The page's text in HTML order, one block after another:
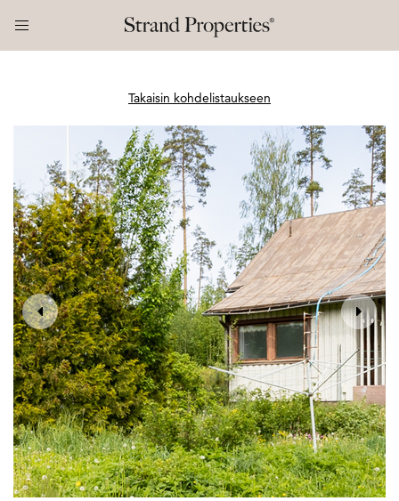
Takaisin kohdelistaukseen